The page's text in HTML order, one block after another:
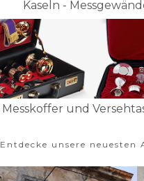
Kaseln -
Messkoffer und
Entdecke unsere neuesten